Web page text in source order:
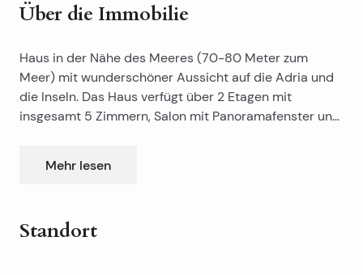
Über die Immobilie
Haus in der Nähe des Meeres (70-80 Meter zum
Meer) mit wunderschöner Aussicht auf die Adria und
die Inseln. Das Haus verfügt über 2 Etagen mit
insgesamt 5 Zimmern, Salon mit Panoramafenster und
Mehr lesen
Standort